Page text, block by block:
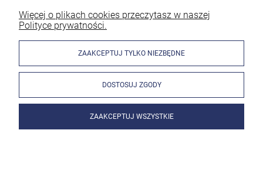
Więcej o plikach cookies przeczytasz w naszej
Polityce prywatności.
ZAAKCEPTUJ TYLKO NIEZBĘDNE
DOSTOSUJ ZGODY
ZAAKCEPTUJ WSZYSTKIE